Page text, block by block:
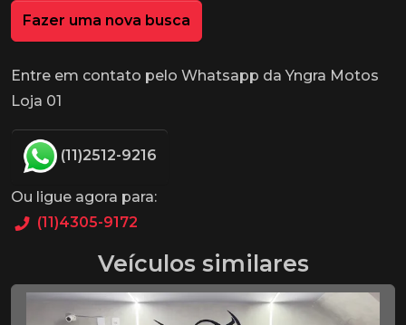
Fazer uma nova busca
Entre em contato pelo Whatsapp da Yngra Motos
Loja 01
(11)2512-9216
Ou ligue agora para:
(11)4305-9172
Veículos similares